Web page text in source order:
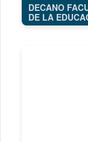
DECANO
DE LA